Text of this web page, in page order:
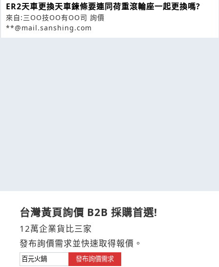
ER2天車更換天車鍊條要連同荷重滾輪座一起更換嗎?
來自:三OO技OO有OO司 詢價
**@mail.sanshing.com
台灣黃頁詢價 B2B 採購首選!
12萬企業貨比三家
發布詢價需求並快速取得報價。
發布詢價需求